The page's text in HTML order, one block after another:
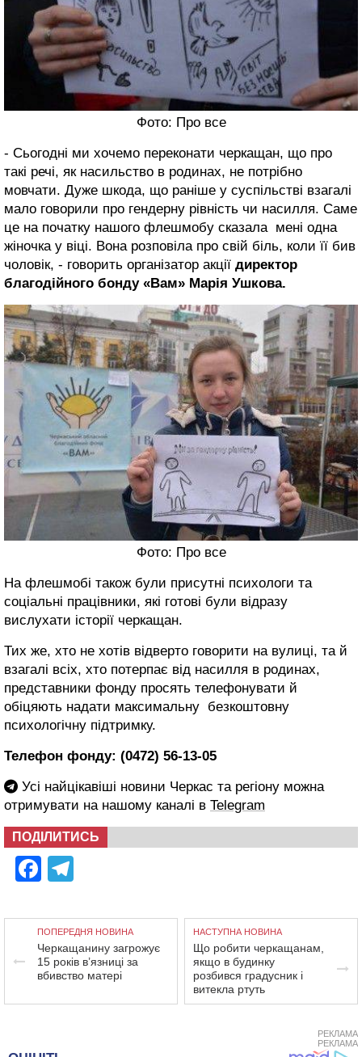
Фото: Про все
- Сьогодні ми хочемо переконати черкащан, що про
такі речі, як насильство в родинах, не потрібно
мовчати. Дуже шкода, що раніше у суспільстві взагалі
мало говорили про гендерну рівність чи насилля. Саме
це на початку нашого флешмобу сказала мені одна
жіночка у віці. Вона розповіла про свій біль, коли її бив
чоловік, - говорить організатор акції директор
благодійного бонду «Вам» Марія Ушкова.
Фото: Про все
На флешмобі також були присутні психологи та
соціальні працівники, які готові були відразу
вислухати історії черкащан.
Тих же, хто не хотів відверто говорити на вулиці, та й
взагалі всіх, хто потерпає від насилля в родинах,
представники фонду просять телефонувати й
обіцяють надати максимальну безкоштовну
психологічну підтримку.
Телефон фонду: (0472) 56-13-05
Усі найцікавіші новини Черкас та регіону можна
отримувати на нашому каналі в Telegram
ПОДІЛИТИСЬ
Facebook
ПОПЕРЕДНЯ НОВИНА
Черкащанину загрожує
15 років в’язниці за
вбивство матері
НАСТУПНА НОВИНА
Що робити черкащанам,
якщо в будинку
розбився градусник і
витекла ртуть
РЕКЛАМА
РЕКЛАМА